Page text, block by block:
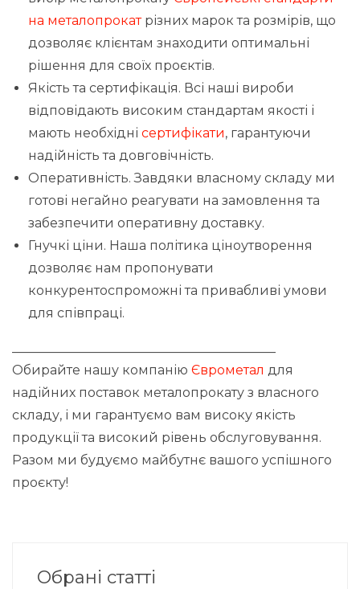
на металопрокатрізних марок та розмірів, що
дозволяє клієнтам знаходити оптимальні
рішення для своїх проєктів.
Якість та сертифікація. Всі наші вироби
відповідають високим стандартам якості і
мають необхідні сертифікати, гарантуючи
надійність та довговічність.
Оперативність. Завдяки власному складу ми
готові негайно реагувати на замовлення та
забезпечити оперативну доставку.
Гнучкі ціни. Наша політика ціноутворення
дозволяє нам пропонувати
конкурентоспроможні та привабливі умови
для співпраці.
Обирайте нашу компанію Єврометал для
надійних поставок металопрокату з власного
складу, і ми гарантуємо вам високу якість
продукції та високий рівень обслуговування.
Разом ми будуємо майбутнє вашого успішного
проєкту!
Обрані статті